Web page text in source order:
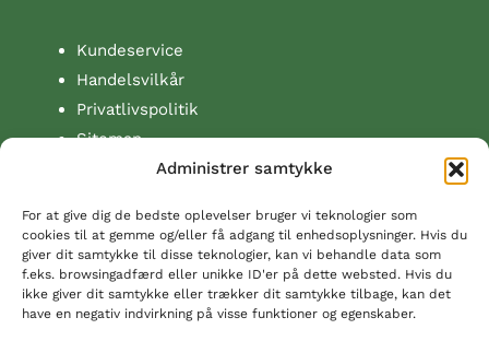
Administrer samtykke
For at give dig de bedste oplevelser bruger vi teknologier som
cookies til at gemme og/eller få adgang til enhedsoplysninger. Hvis du
giver dit samtykke til disse teknologier, kan vi behandle data som
f.eks. browsingadfærd eller unikke ID'er på dette websted. Hvis du
ikke giver dit samtykke eller trækker dit samtykke tilbage, kan det
have en negativ indvirkning på visse funktioner og egenskaber.
Kundeservice
Handelsvilkår
Privatlivspolitik
Sitemap
Om cdvet.dk
Danske cdVet tilbyder et meget bredt udvalg af
naturprodukter – fodertilskud og plejeprodukter –
der bidrager til sundheden for heste, familiedyr,
zoodyr og landbrugsdyr. Også til brug i økologiske